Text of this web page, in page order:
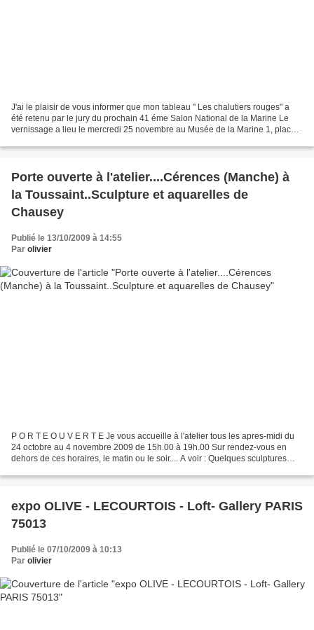
J'ai le plaisir de vous informer que mon tableau " Les chalutiers rouges" a
été retenu par le jury du prochain 41 éme Salon National de la Marine Le
vernissage a lieu le mercredi 25 novembre au Musée de la Marine 1, place
Porte ouverte à l'atelier....Cérences (Manche) à
la Toussaint..Sculpture et aquarelles de
Chausey
Publié le 13/10/2009 à 14:55
Par olivier
P O R T E O U V E R T E Je vous accueille à l'atelier tous les apres-midi du
24 octobre au 4 novembre 2009 de 15h.00 à 19h.00 Sur rendez-vous en
dehors de ces horaires, le matin ou le soir.... A voir : Quelques sculptures
expo OLIVE - LECOURTOIS - Loft- Gallery PARIS
75013
Publié le 07/10/2009 à 10:13
Par olivier